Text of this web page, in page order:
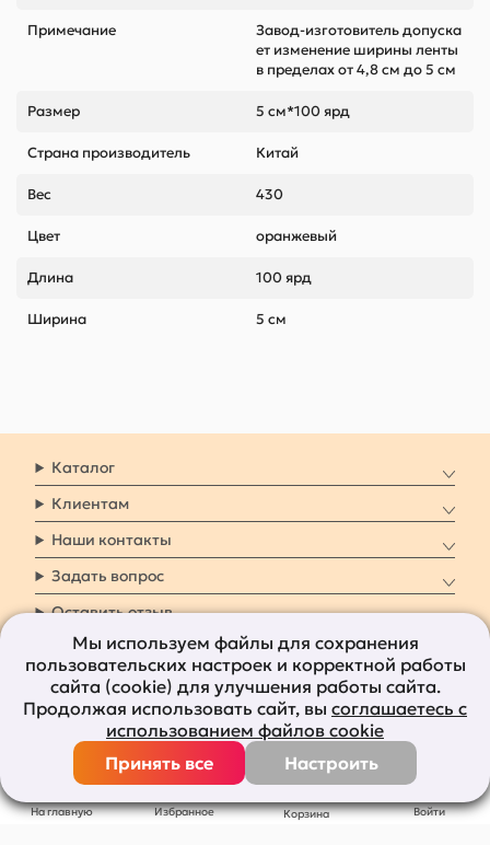
На главную Избранное Корзина Войти
Примечание
Завод-изготовитель допуска
ет изменение ширины ленты
в пределах от 4,8 см до 5 см
Размер 5 см*100 ярд
Страна производитель Китай
Вес 430
Цвет оранжевый
Длина 100 ярд
Ширина 5 см
Каталог
Клиентам
Наши контакты
Задать вопрос
Оставить отзыв
8 800 7009 161 Заказать звонок
Наши социальные
сети
Все права защищены © 2011-2026bolshepodarkov.ru
Мы используем файлы для сохранения
пользовательских настроек и корректной работы
сайта (cookie) для улучшения работы сайта.
Продолжая использовать сайт, вы соглашаетесь с
использованием файлов cookie
Принять все
Настроить